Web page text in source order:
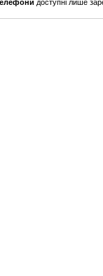
доступні лише